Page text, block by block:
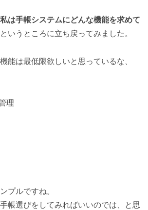
私は手帳システムにどんな機能を求めて
というところに立ち戻ってみました。
能は最低限欲しいと思っているな、
理
プルですね。
帳選びをしてみればいいのでは、と思